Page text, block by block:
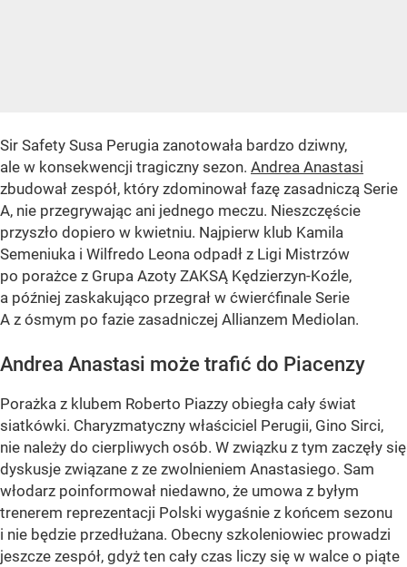
Sir Safety Susa Perugia zanotowała bardzo dziwny,
ale w konsekwencji tragiczny sezon. Andrea Anastasi
zbudował zespół, który zdominował fazę zasadniczą Serie
A, nie przegrywając ani jednego meczu. Nieszczęście
przyszło dopiero w kwietniu. Najpierw klub Kamila
Semeniuka i Wilfredo Leona odpadł z Ligi Mistrzów
po porażce z Grupa Azoty ZAKSĄ Kędzierzyn-Koźle,
a później zaskakująco przegrał w ćwierćfinale Serie
A z ósmym po fazie zasadniczej Allianzem Mediolan.
Andrea Anastasi może trafić do Piacenzy
Porażka z klubem Roberto Piazzy obiegła cały świat
siatkówki. Charyzmatyczny właściciel Perugii, Gino Sirci,
nie należy do cierpliwych osób. W związku z tym zaczęły się
dyskusje związane z ze zwolnieniem Anastasiego. Sam
włodarz poinformował niedawno, że umowa z byłym
trenerem reprezentacji Polski wygaśnie z końcem sezonu
i nie będzie przedłużana. Obecny szkoleniowiec prowadzi
jeszcze zespół, gdyż ten cały czas liczy się w walce o piąte